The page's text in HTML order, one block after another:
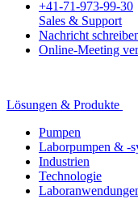
+41-71-973-99-30
Sales & Support
Nachricht
Online-Meeting
Lösungen & Produkte
Pumpen
Laborpumpen & -
Industrien
Technologie